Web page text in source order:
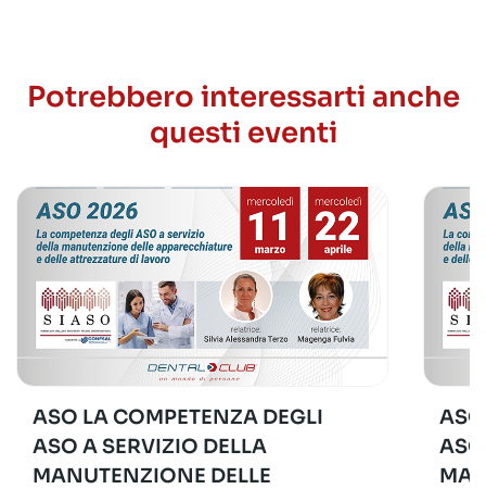
Potrebbero interessarti anche
questi eventi
ASO LA COMPETENZA DEGLI
ASO A SERVIZIO DELLA
MANUTENZIONE DELLE